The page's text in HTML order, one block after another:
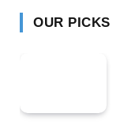
OUR PICKS